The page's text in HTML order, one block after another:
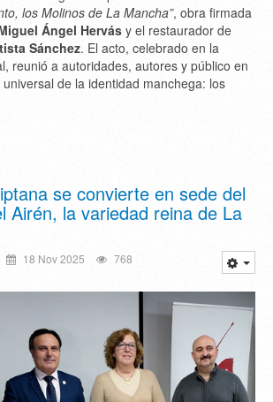
los Molinos de La Mancha”, obra firmada
Ángel Hervás y el restaurador de
Sánchez. El acto, celebrado en la
reunió a autoridades, autores y público en
de la identidad manchega: los
se convierte en sede del
Airén, la variedad reina de La
18 Nov 2025 768